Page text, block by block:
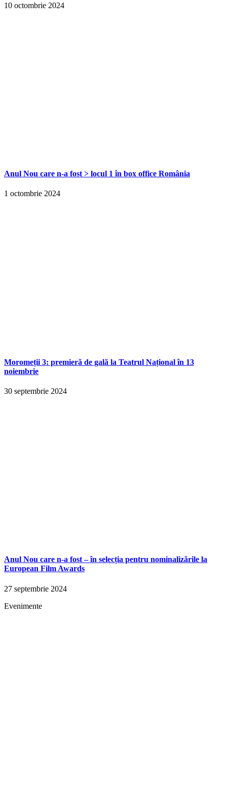
10 octombrie 2024
Anul Nou care n-a fost > locul 1 în box office România
1 octombrie 2024
Moromeții 3: premieră de gală la Teatrul Național în 13
noiembrie
30 septembrie 2024
Anul Nou care n-a fost – în selecția pentru nominalizările la
European Film Awards
27 septembrie 2024
Evenimente